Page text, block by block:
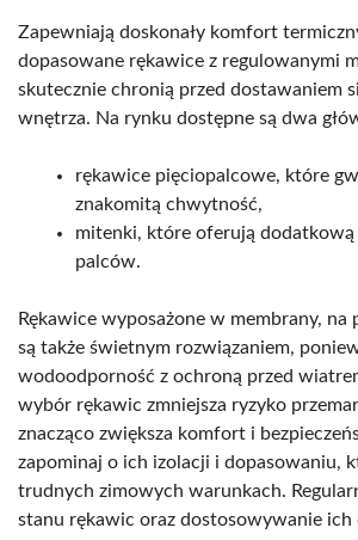
Zapewniają doskonały komfort
dopasowane rękawice z regulowanymi
skutecznie chronią przed dostawaniem
wnętrza. Na rynku dostępne są dwa
rękawice pięciopalcowe, które
znakomitą chwytność,
mitenki, które oferują dodatkową
palców.
Rękawice wyposażone w membrany, na
są także świetnym rozwiązaniem,
wodoodporność z ochroną przed
wybór rękawic zmniejsza ryzyko
znacząco zwiększa komfort i
zapominaj o ich izolacji i dopasowaniu,
trudnych zimowych warunkach.
stanu rękawic oraz dostosowywanie ich